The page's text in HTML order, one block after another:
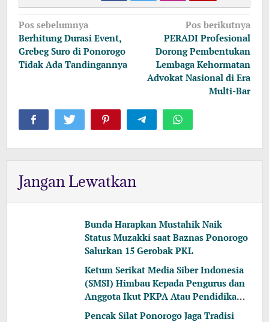
Navigasi
pos
Pos sebelumnya
Berhitung Durasi Event,
Grebeg Suro di Ponorogo
Tidak Ada Tandingannya
Pos berikutnya
PERADI Profesional
Dorong Pembentukan
Lembaga Kehormatan
Advokat Nasional di Era
Multi-Bar
Jangan Lewatkan
Bunda Harapkan Mustahik Naik
Status Muzakki saat Baznas Ponorogo
Salurkan 15 Gerobak PKL
Ketum Serikat Media Siber Indonesia
(SMSI) Himbau Kepada Pengurus dan
Anggota Ikut PKPA Atau Pendidikan
Mediator
Pencak Silat Ponorogo Jaga Tradisi